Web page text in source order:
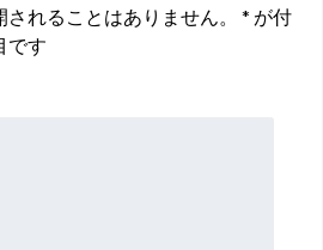
れることはありません。 * が付
です